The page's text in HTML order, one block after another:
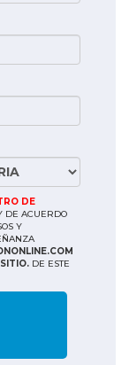
DE
DE ACUERDO
Y
DE ESTE